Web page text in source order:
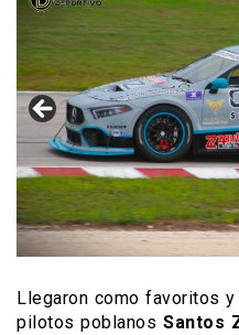
Llegaron como favoritos
pilotos poblanosSantos